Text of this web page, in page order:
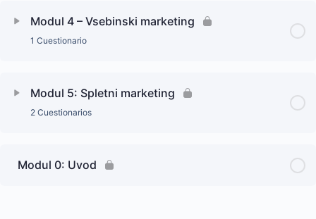
Modul 4 – Vsebinski marketing
1 Cuestionario
Modul 5: Spletni marketing
2 Cuestionarios
Modul 0: Uvod